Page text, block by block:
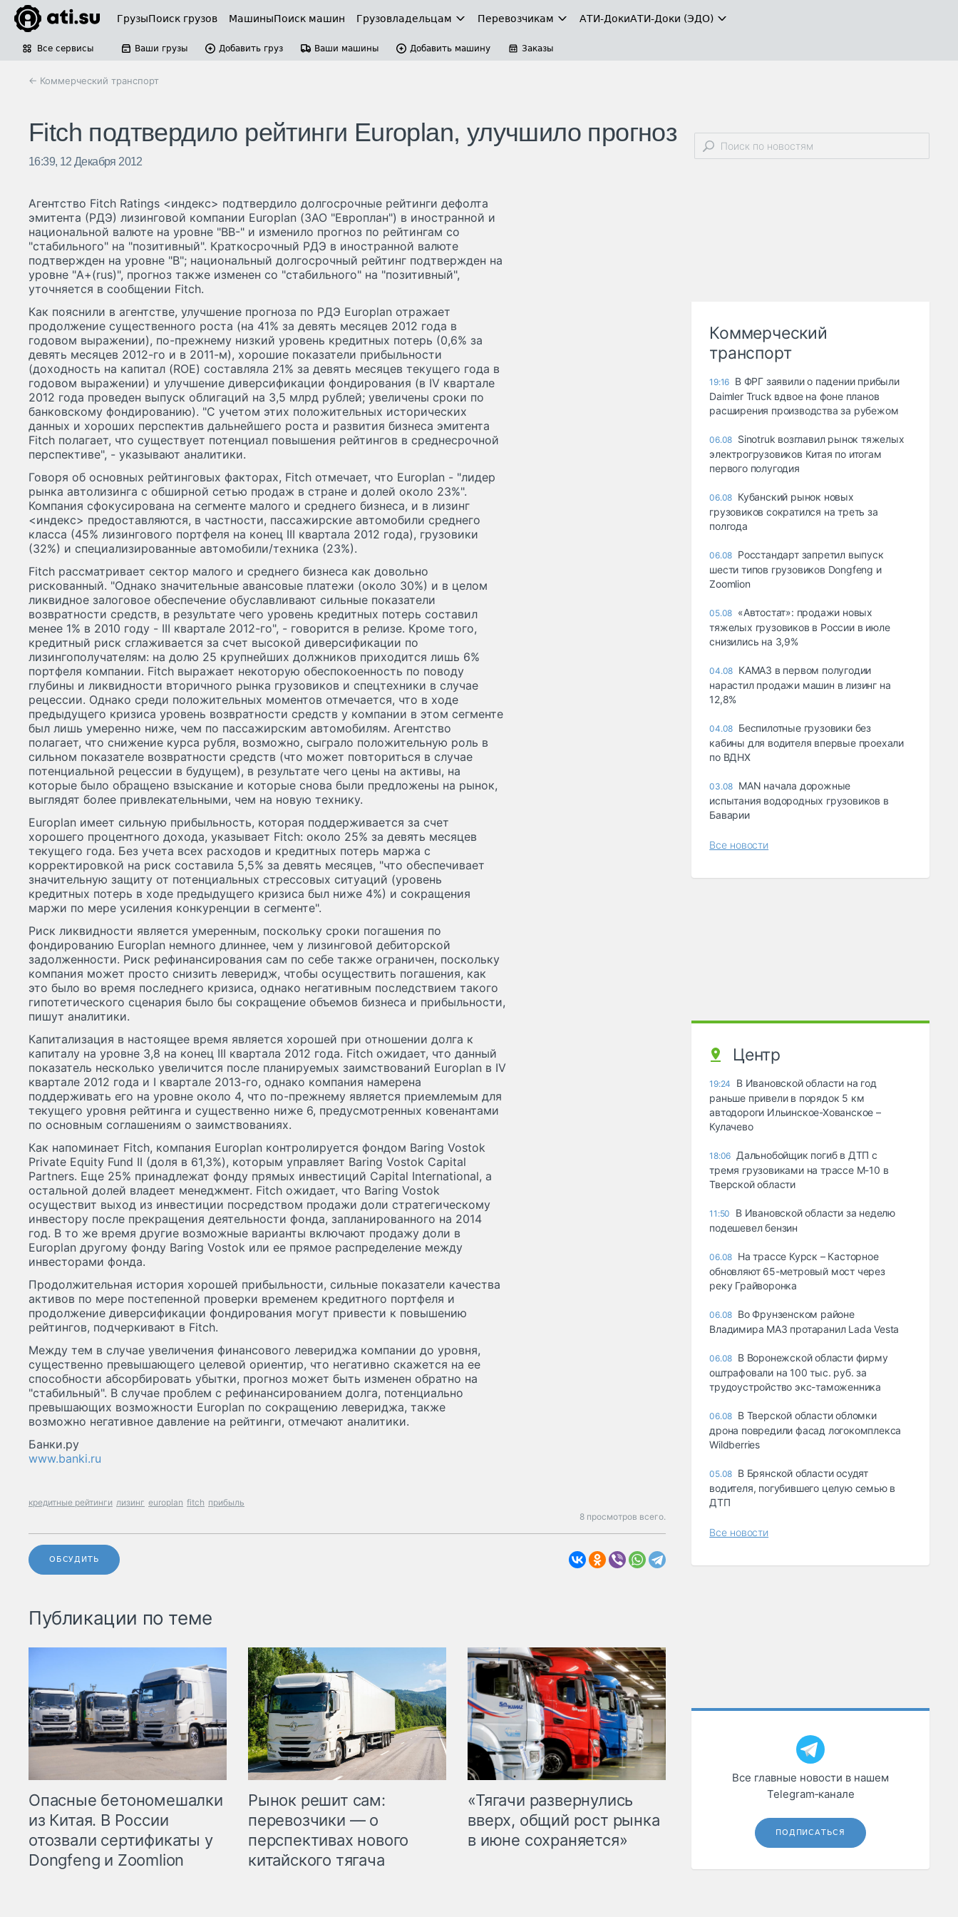
ГрузыПоиск грузов МашиныПоиск машин Грузовладельцам Перевозчикам АТИ-ДокиАТИ-Доки (ЭДО)
Все сервисы Ваши грузы Добавить груз Ваши машины Добавить машину Заказы
← Коммерческий транспорт
Fitch подтвердило рейтинги Europlan, улучшило прогноз
16:39, 12 Декабря 2012
Агентство Fitch Ratings <индекс> подтвердило долгосрочные рейтинги дефолта
эмитента (РДЭ) лизинговой компании Europlan (ЗАО "Европлан") в иностранной и
национальной валюте на уровне "BB-" и изменило прогноз по рейтингам со
"стабильного" на "позитивный". Краткосрочный РДЭ в иностранной валюте
подтвержден на уровне "B"; национальный долгосрочный рейтинг подтвержден на
уровне "A+(rus)", прогноз также изменен со "стабильного" на "позитивный",
уточняется в сообщении Fitch.
Как пояснили в агентстве, улучшение прогноза по РДЭ Europlan отражает
продолжение существенного роста (на 41% за девять месяцев 2012 года в
годовом выражении), по-прежнему низкий уровень кредитных потерь (0,6% за
девять месяцев 2012-го и в 2011-м), хорошие показатели прибыльности
(доходность на капитал (ROE) составляла 21% за девять месяцев текущего года в
годовом выражении) и улучшение диверсификации фондирования (в IV квартале
2012 года проведен выпуск облигаций на 3,5 млрд рублей; увеличены сроки по
банковскому фондированию). "С учетом этих положительных исторических
данных и хороших перспектив дальнейшего роста и развития бизнеса эмитента
Fitch полагает, что существует потенциал повышения рейтингов в среднесрочной
перспективе", - указывают аналитики.
Говоря об основных рейтинговых факторах, Fitch отмечает, что Europlan - "лидер
рынка автолизинга с обширной сетью продаж в стране и долей около 23%".
Компания сфокусирована на сегменте малого и среднего бизнеса, и в лизинг
<индекс> предоставляются, в частности, пассажирские автомобили среднего
класса (45% лизингового портфеля на конец III квартала 2012 года), грузовики
(32%) и специализированные автомобили/техника (23%).
Fitch рассматривает сектор малого и среднего бизнеса как довольно
рискованный. "Однако значительные авансовые платежи (около 30%) и в целом
ликвидное залоговое обеспечение обуславливают сильные показатели
возвратности средств, в результате чего уровень кредитных потерь составил
менее 1% в 2010 году - III квартале 2012-го", - говорится в релизе. Кроме того,
кредитный риск сглаживается за счет высокой диверсификации по
лизингополучателям: на долю 25 крупнейших должников приходится лишь 6%
портфеля компании. Fitch выражает некоторую обеспокоенность по поводу
глубины и ликвидности вторичного рынка грузовиков и спецтехники в случае
рецессии. Однако среди положительных моментов отмечается, что в ходе
предыдущего кризиса уровень возвратности средств у компании в этом сегменте
был лишь умеренно ниже, чем по пассажирским автомобилям. Агентство
полагает, что снижение курса рубля, возможно, сыграло положительную роль в
сильном показателе возвратности средств (что может повториться в случае
потенциальной рецессии в будущем), в результате чего цены на активы, на
которые было обращено взыскание и которые снова были предложены на рынок,
выглядят более привлекательными, чем на новую технику.
Europlan имеет сильную прибыльность, которая поддерживается за счет
хорошего процентного дохода, указывает Fitch: около 25% за девять месяцев
текущего года. Без учета всех расходов и кредитных потерь маржа с
корректировкой на риск составила 5,5% за девять месяцев, "что обеспечивает
значительную защиту от потенциальных стрессовых ситуаций (уровень
кредитных потерь в ходе предыдущего кризиса был ниже 4%) и сокращения
маржи по мере усиления конкуренции в сегменте".
Риск ликвидности является умеренным, поскольку сроки погашения по
фондированию Europlan немного длиннее, чем у лизинговой дебиторской
задолженности. Риск рефинансирования сам по себе также ограничен, поскольку
компания может просто снизить леверидж, чтобы осуществить погашения, как
это было во время последнего кризиса, однако негативным последствием такого
гипотетического сценария было бы сокращение объемов бизнеса и прибыльности,
пишут аналитики.
Капитализация в настоящее время является хорошей при отношении долга к
капиталу на уровне 3,8 на конец III квартала 2012 года. Fitch ожидает, что данный
показатель несколько увеличится после планируемых заимствований Europlan в IV
квартале 2012 года и I квартале 2013-го, однако компания намерена
поддерживать его на уровне около 4, что по-прежнему является приемлемым для
текущего уровня рейтинга и существенно ниже 6, предусмотренных ковенантами
по основным соглашениям о заимствованиях.
Как напоминает Fitch, компания Europlan контролируется фондом Baring Vostok
Private Equity Fund II (доля в 61,3%), которым управляет Baring Vostok Capital
Partners. Еще 25% принадлежат фонду прямых инвестиций Capital International, а
остальной долей владеет менеджмент. Fitch ожидает, что Baring Vostok
осуществит выход из инвестиции посредством продажи доли стратегическому
инвестору после прекращения деятельности фонда, запланированного на 2014
год. В то же время другие возможные варианты включают продажу доли в
Europlan другому фонду Baring Vostok или ее прямое распределение между
инвесторами фонда.
Продолжительная история хорошей прибыльности, сильные показатели качества
активов по мере постепенной проверки временем кредитного портфеля и
продолжение диверсификации фондирования могут привести к повышению
рейтингов, подчеркивают в Fitch.
Между тем в случае увеличения финансового левериджа компании до уровня,
существенно превышающего целевой ориентир, что негативно скажется на ее
способности абсорбировать убытки, прогноз может быть изменен обратно на
"стабильный". В случае проблем с рефинансированием долга, потенциально
превышающих возможности Europlan по сокращению левериджа, также
возможно негативное давление на рейтинги, отмечают аналитики.
Банки.ру
www.banki.ru
кредитные рейтинги лизинг europlan fitch прибыль
8 просмотров всего.
ОБСУДИТЬ
Публикации по теме
Опасные бетономешалки
из Китая. В России
отозвали сертификаты у
Dongfeng и Zoomlion
Рынок решит сам:
перевозчики — о
перспективах нового
китайского тягача
«Тягачи развернулись
вверх, общий рост рынка
в июне сохраняется»
Коммерческий
транспорт
19:16 В ФРГ заявили о падении прибыли
Daimler Truck вдвое на фоне планов
расширения производства за рубежом
06.08 Sinotruk возглавил рынок тяжелых
электрогрузовиков Китая по итогам
первого полугодия
06.08 Кубанский рынок новых
грузовиков сократился на треть за
полгода
06.08 Росстандарт запретил выпуск
шести типов грузовиков Dongfeng и
Zoomlion
05.08 «Автостат»: продажи новых
тяжелых грузовиков в России в июле
снизились на 3,9%
04.08 КАМАЗ в первом полугодии
нарастил продажи машин в лизинг на
12,8%
04.08 Беспилотные грузовики без
кабины для водителя впервые проехали
по ВДНХ
03.08 MAN начала дорожные
испытания водородных грузовиков в
Баварии
Все новости
Центр
19:24
В Ивановской области на год
раньше привели в порядок 5 км
автодороги Ильинское-Хованское –
Кулачево
18:06 Дальнобойщик погиб в ДТП с
тремя грузовиками на трассе М-10 в
Тверской области
11:50
В Ивановской области за неделю
подешевел бензин
06.08 На трассе Курск – Касторное
обновляют 65-метровый мост через
реку Грайворонка
06.08 Во Фрунзенском районе
Владимира МАЗ протаранил Lada Vesta
06.08 В Воронежской области фирму
оштрафовали на 100 тыс. руб. за
трудоустройство экс-таможенника
06.08 В Тверской области обломки
дрона повредили фасад логокомплекса
Wildberries
05.08 В Брянской области осудят
водителя, погубившего целую семью в
ДТП
Все новости
Все главные новости в нашем
Telegram‑канале
ПОДПИСАТЬСЯ